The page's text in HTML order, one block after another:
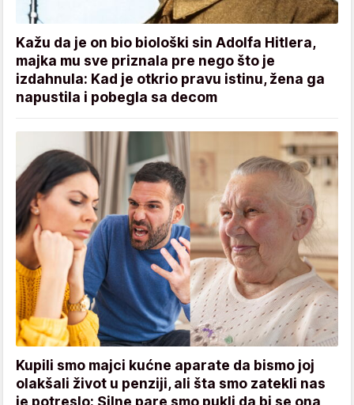
Kažu da je on bio biološki sin Adolfa Hitlera,
majka mu sve priznala pre nego što je
izdahnula: Kad je otkrio pravu istinu, žena ga
napustila i pobegla sa decom
Kupili smo majci kućne aparate da bismo joj
olakšali život u penziji, ali šta smo zatekli nas
je potreslo: Silne pare smo pukli da bi se ona